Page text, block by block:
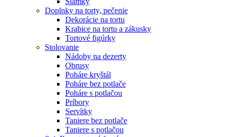
Doplnky na torty, pečenie
Dekorácie na tortu
Krabice na tortu a zákusky
Tortové figúrky
Stolovanie
Nádoby na dezerty
Obrusy
Poháre kryštál
Poháre bez potlače
Poháre s potlačou
Príbory
Servítky
Taniere bez potlače
Taniere s potlačou